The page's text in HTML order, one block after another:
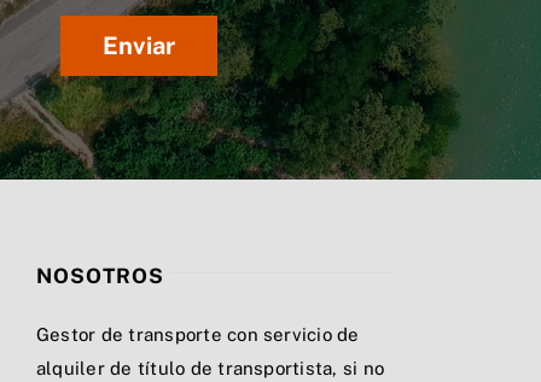
NOSOTROS
Gestor de transporte con servicio de
alquiler de título de transportista, si no